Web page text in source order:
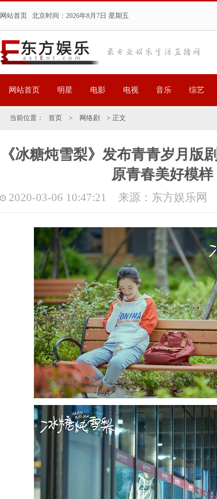
网站首页 北京时间： 2026年8月7日 星期五
网站首页 明星 电影 电视 音乐 综艺
当前位置： 首页 > 网络剧 > 正文
《冰糖炖雪梨》发布青青岁月版
原青春美好模样
2020-03-06 10:47:21 来源：东方娱乐网